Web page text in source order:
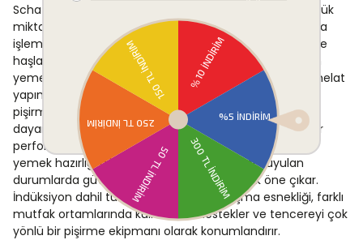
Schafer Held Derin Tencere, 11,1 litrelik kapasitesiyle büyük
miktarda çorba, et suyu, komposto ve şerbet hazırlama
işlemlerinde etkin biçimde kullanılabilir. Sebze ve meyve
haşlama, makarna ve pilav gibi geniş hacim gerektiren
yemeklerin pişirilmesi için de uygundur. Reçel ve marmelat
yapımı gibi uzun süreli ve yüksek ısıda gerçekleştirilen
pişirme işlemleri için de tercih edilebilir; yüksek ısıya
dayanıklı malzeme yapısı bu tür kullanımlarda kararlı bir
performans sergiler. Kalabalık aile sofraları veya toplu
yemek hazırlığı gibi yüksek porsiyon ihtiyacı duyulan
durumlarda güvenilir bir mutfak aracı olarak öne çıkar.
İndüksiyon dahil tüm ocak türleriyle çalışma esnekliği, farklı
mutfak ortamlarında kullanımını destekler ve tencereyi çok
yönlü bir pişirme ekipmanı olarak konumlandırır.